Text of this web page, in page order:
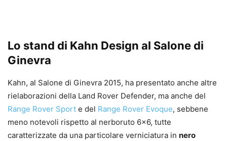
Lo stand di Kahn Design al Salone di
Ginevra
Kahn, al Salone di Ginevra 2015, ha presentato anche altre
rielaborazioni della Land Rover Defender, ma anche del
Range Rover Sport e del Range Rover Evoque, sebbene
meno notevoli rispetto al nerboruto 6×6, tutte
caratterizzate da una particolare verniciatura in nero